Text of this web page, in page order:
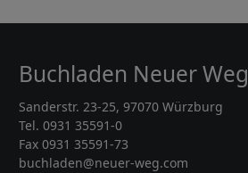
Buchladen Neuer Weg
Sanderstr. 23-25, 97070 Würzburg
Tel. 0931 35591-0
Fax 0931 35591-73
buchladen@neuer-weg.com